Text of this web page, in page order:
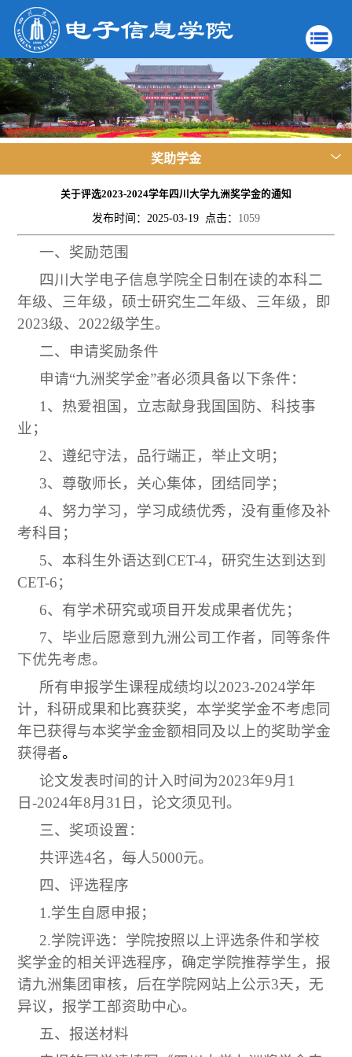
奖助学金
关于评选2023-2024学年四川大学九洲奖学金的通知
发布时间：2025-03-19 点击： 1059
一、奖励范围
四川大学电子信息学院全日制在读的本科二
年级、三年级，硕士研究生二年级、三年级，即
2023级、 2022级学生。
二、申请奖励条件
申请“九洲奖学金”者必须具备以下条件：
1、热爱祖国，立志献身我国国防、科技事
业；
2、遵纪守法，品行端正，举止文明；
3、尊敬师长，关心集体，团结同学；
4、努力学习，学习成绩优秀，没有重修及补
考科目；
5、 本科生外语达到CET-4，研究生达到达到
CET-6；
6、有学术研究或项目开发成果者优先；
7、毕业后愿意到九洲公司工作者，同等条件
下优先考虑。
所有申报学生课程成绩均以2023-2024学年
计，科研成果和比赛获奖， 本学奖学金不考虑同
年已获得与本奖学金金额相同及以上的奖助学金
获得者。
论文发表时间的计入时间为2023年9月1
日-2024年8月31日，论文须见刊。
三、奖项设置：
共评选4名，每人5000元。
四、评选程序
1.学生自愿申报；
2.学院评选：学院按照以上评选条件和学校
奖学金的相关评选程序，确定学院推荐学生，报
请九洲集团审核，后在学院网站上公示3天，无
异议，报学工部资助中心。
五、报送材料